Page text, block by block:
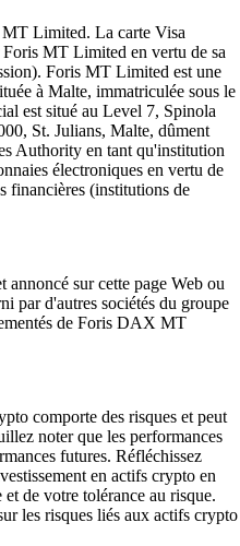
Limited. La carte Visa
Foris MT Limited en vertu de sa
Foris MT Limited est une
à Malte, immatriculée sous le
est situé au Level 7, Spinola
St. Julians, Malte, dûment
Authority en tant qu'institution
électroniques en vertu de
financières (institutions de
sur cette page Web ou
par d'autres sociétés du groupe
de Foris DAX MT
comporte des risques et peut
noter que les performances
futures. Réfléchissez
en actifs crypto en
de votre tolérance au risque.
les risques liés aux actifs crypto